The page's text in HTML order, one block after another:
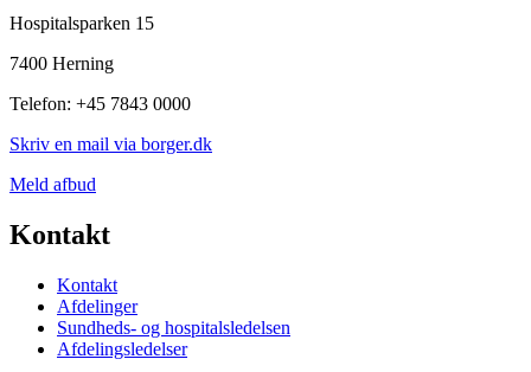
Hospitalsparken 15
7400 Herning
Telefon: +45 7843 0000
Skriv en mail via borger.dk
Meld afbud
Kontakt
Kontakt
Afdelinger
Sundheds- og hospitalsledelsen
Afdelingsledelser